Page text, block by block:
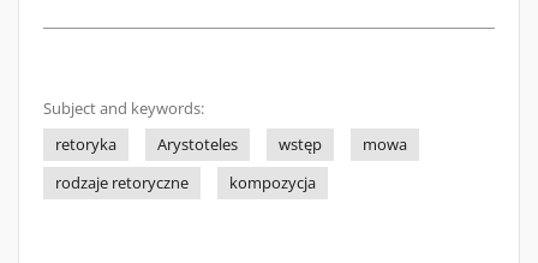
Subject and keywords:
retoryka
Arystoteles wstęp
mowa
rodzaje retoryczne
kompozycja